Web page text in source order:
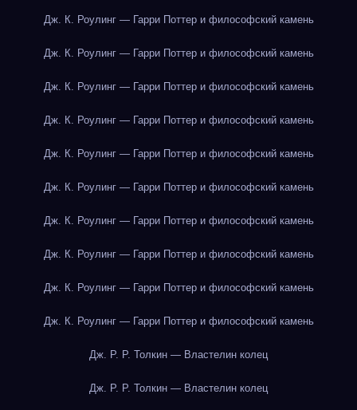
Дж. К. Роулинг — Гарри Поттер и философский камень
Дж. К. Роулинг — Гарри Поттер и философский камень
Дж. К. Роулинг — Гарри Поттер и философский камень
Дж. К. Роулинг — Гарри Поттер и философский камень
Дж. К. Роулинг — Гарри Поттер и философский камень
Дж. К. Роулинг — Гарри Поттер и философский камень
Дж. К. Роулинг — Гарри Поттер и философский камень
Дж. К. Роулинг — Гарри Поттер и философский камень
Дж. К. Роулинг — Гарри Поттер и философский камень
Дж. К. Роулинг — Гарри Поттер и философский камень
Дж. Р. Р. Толкин — Властелин колец
Дж. Р. Р. Толкин — Властелин колец